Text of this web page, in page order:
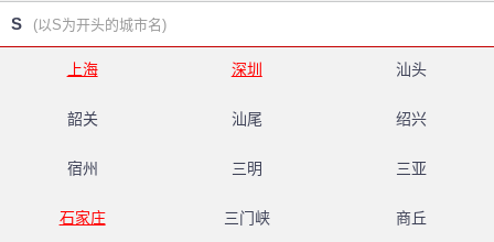
S (以S为开头的城市名)
上海 深圳 汕头
韶关 汕尾 绍兴
宿州 三明 三亚
石家庄 三门峡 商丘